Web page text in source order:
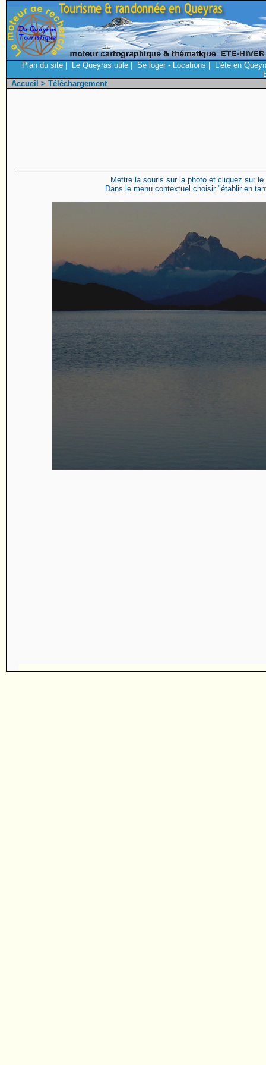
Plan du site Le Queyras utile Se loger - Locations
L'été en
Accueil > Téléchargement
Mettre la souris sur la photo et cliquez sur
Dans le menu contextuel choisir "établir en